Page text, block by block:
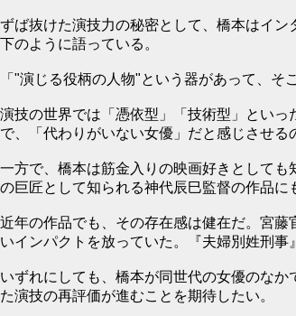
ずば抜けた演技力の秘密として、橋本はイ
下のように語っている。
「"演じる役柄の人物"という器があって、
演技の世界では「憑依型」「技術型」とい
で、「代わりがいない女優」だと感じさせる
一方で、橋本は筋金入りの映画好きとして
の巨匠として知られる神代辰巳監督の作品
近年の作品でも、その存在感は健在だ。宮
いインパクトを放っていた。『夫婦別姓刑
いずれにしても、橋本が同世代の女優のな
た演技の再評価が進むことを期待したい。